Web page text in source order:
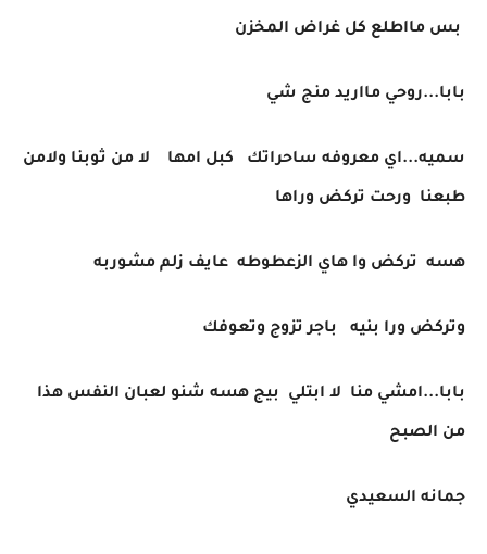
بس مااطلع كل غراض المخزن
بابا...روحي مااريد منج شي
سميه...اي معروفه ساحراتك كبل امها لا من ثوبنا ولامن
طبعنا ورحت تركض وراها
هسه تركض وا هاي الزعطوطه عايف زلم مشوربه
وتركض ورا بنيه باجر تزوج وتعوفك
بابا...امشي منا لا ابتلي بيج هسه شنو لعبان النفس هذا
من الصبح
جمانه السعيدي